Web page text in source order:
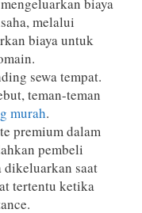
melalui
biaya untuk
sewa tempat.
teman-teman
murah.
premium dalam
pembeli
dikeluarkan saat
tertentu ketika